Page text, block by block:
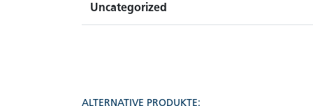
Uncategorized
ALTERNATIVE PRODUKTE: